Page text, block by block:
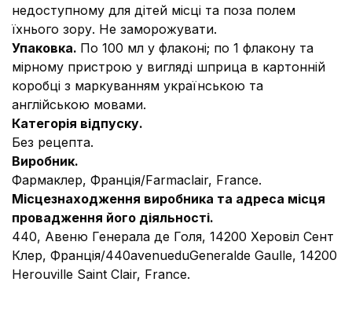
недоступному для дітей місці та поза полем
їхнього зору. Не заморожувати.
Упаковка. По 100 мл у флаконі; по 1 флакону та
мірному пристрою у вигляді шприца в картонній
коробці з маркуванням українською та
англійською мовами.
Категорія відпуску.
Без рецепта.
Виробник.
Фармаклер, Франція/Farmaclair, France.
Місцезнаходження виробника та адреса місця
провадження його діяльності.
440, Авеню Генерала де Голя, 14200 Херовіл Сент
Клер, Франція/440avenueduGeneralde Gaulle, 14200
Herouville Saint Clair, France.